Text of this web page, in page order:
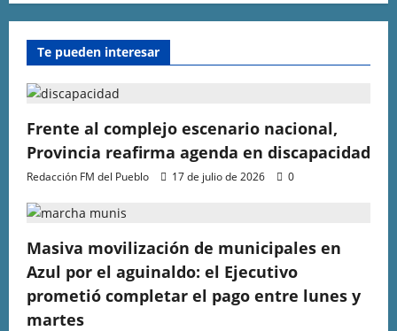
Te pueden interesar
Frente al complejo escenario nacional,
Provincia reafirma agenda en discapacidad
Redacción FM del Pueblo 17 de julio de 2026 0
Masiva movilización de municipales en
Azul por el aguinaldo: el Ejecutivo
prometió completar el pago entre lunes y
martes